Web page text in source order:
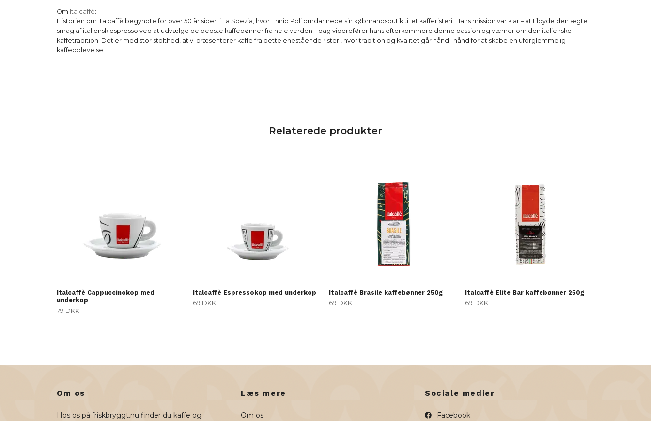
Om Italcaffè:
Historien om Italcaffè begyndte for over 50 år siden i La Spezia, hvor Ennio Poli omdannede sin købmandsbutik til et kafferisteri. Hans mission var klar – at tilbyde den ægte
smag af italiensk espresso ved at udvælge de bedste kaffebønner fra hele verden. I dag viderefører hans efterkommere denne passion og værner om den italienske
kaffetradition. Det er med stor stolthed, at vi præsenterer kaffe fra dette enestående risteri, hvor tradition og kvalitet går hånd i hånd for at skabe en uforglemmelig
kaffeoplevelse.
Italcaffè Cappuccinokop med
underkop
79 DKK
Italcaffè Espressokop med underkop
69 DKK
Italcaffè Brasile kaffebønner 250g
69 DKK
Italcaffè Elite Bar kaffebønner 250g
69 DKK
Om os
Hos os på friskbryggt.nu finder du kaffe og
Læs mere
Om os
Sociale medier
Facebook